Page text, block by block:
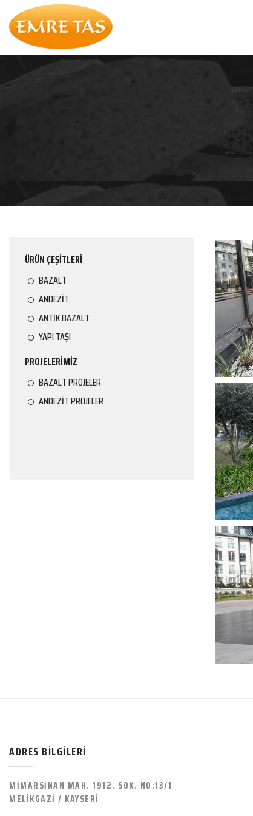
ÜRÜN ÇEŞİTLERİ
BAZALT
ANDEZİT
ANTİK BAZALT
YAPI TAŞI
PROJELERİMİZ
BAZALT PROJELER
ANDEZİT PROJELER
ADRES BİLGİLERİ
MİMARSİNAN MAH. 1912. SOK. NO:13/1
MELİKGAZİ / KAYSERİ